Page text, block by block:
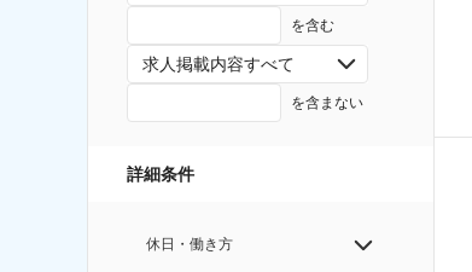
を含む
求人掲載内容すべて
を含まない
詳細条件
休日・働き方